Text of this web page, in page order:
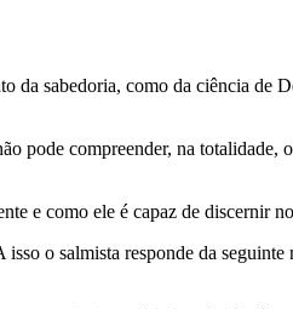
sabedoria, como da ciência de
pode compreender, na
e como ele é capaz de discernir
o salmista responde da